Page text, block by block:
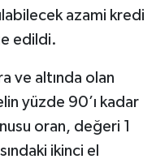
azami kredi
edildi.
ve altında olan
yüzde 90’ı kadar
oran, değeri 1
ikinci el